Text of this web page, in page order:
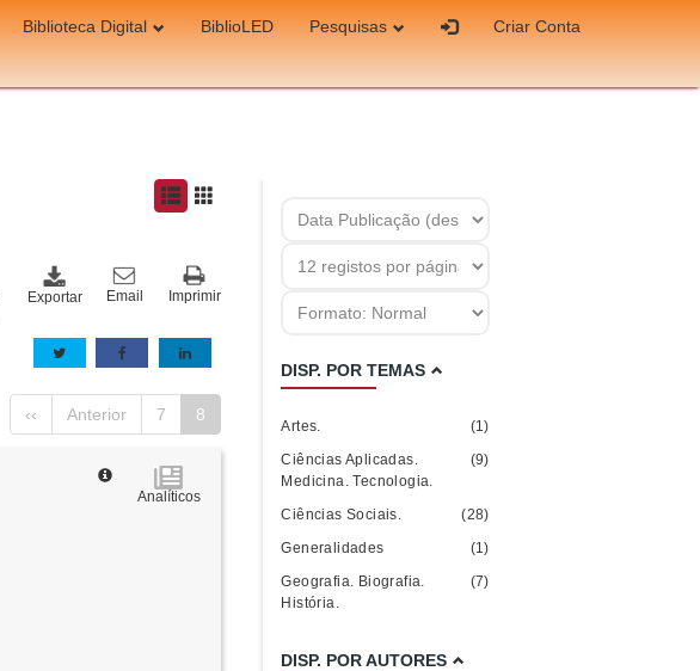
Biblioteca Digital BiblioLED Pesquisas
Criar Conta
Imprimir
Email
Exportar
‹‹ Anterior 7 8
Analíticos
DISP. POR TEMAS
Artes.
(1)
Ciências Aplicadas.
Medicina. Tecnologia.
(9)
Ciências Sociais.
(28)
Generalidades
(1)
Geografia. Biografia.
História.
(7)
DISP. POR AUTORES